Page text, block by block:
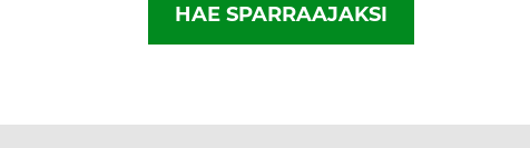
HAE SPARRAAJAKSI